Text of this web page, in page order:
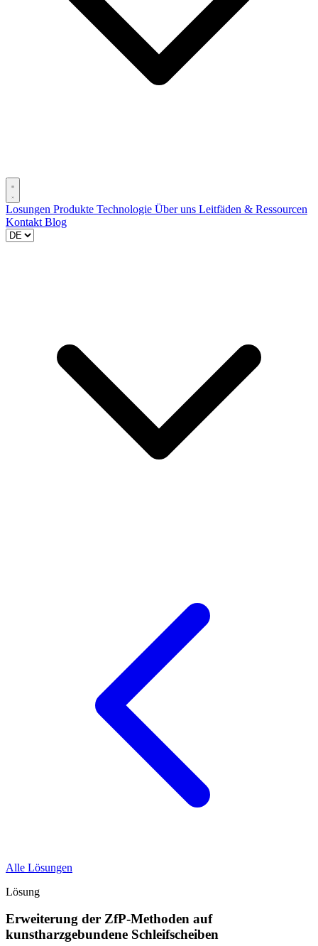
Losungen Produkte Technologie Über uns Leitfäden & Ressourcen
Kontakt Blog
Alle Lösungen
Lösung
Erweiterung der ZfP-Methoden auf
kunstharzgebundene Schleifscheiben